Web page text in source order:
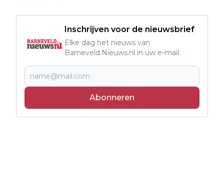
Inschrijven voor de nieuwsbrief
Elke dag het nieuws van
Barneveld.Nieuws.nl in uw e-mail.
Abonneren